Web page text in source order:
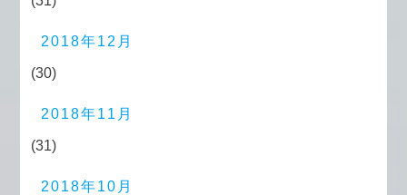
2018年12月
(30)
2018年11月
(31)
2018年10月